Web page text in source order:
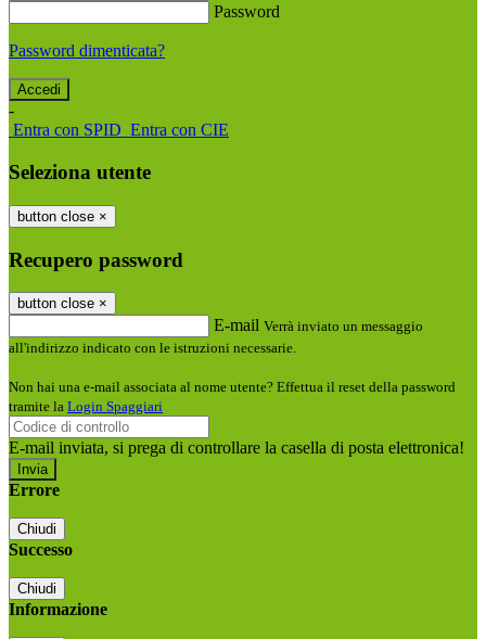
Password
Password dimenticata?
-
Entra con SPID Entra con CIE
Seleziona utente
button close ×
Recupero password
button close ×
E-mail Verrà inviato un messaggio
all'indirizzo indicato con le istruzioni necessarie.
Non hai una e-mail associata al nome utente? Effettua il reset della password
tramite la Login Spaggiari
E-mail inviata, si prega di controllare la casella di posta elettronica!
Errore
Chiudi
Successo
Chiudi
Informazione